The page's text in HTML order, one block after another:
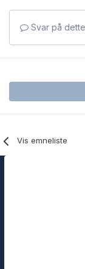
Svar på
Vis emneliste